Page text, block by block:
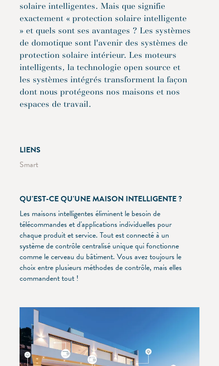
solaire intelligentes. Mais que signifie
exactement « protection solaire intelligente
» et quels sont ses avantages ? Les systèmes
de domotique sont l'avenir des systèmes de
protection solaire intérieur. Les moteurs
intelligents, la technologie open source et
les systèmes intégrés transforment la façon
dont nous protégeons nos maisons et nos
espaces de travail.
LIENS
Smart
QU'EST-CE QU'UNE MAISON INTELLIGENTE ?
Les maisons intelligentes éliminent le besoin de
télécommandes et d'applications individuelles pour
chaque produit et service. Tout est connecté à un
système de contrôle centralisé unique qui fonctionne
comme le cerveau du bâtiment. Vous avez toujours le
choix entre plusieurs méthodes de contrôle, mais elles
commandent tout !